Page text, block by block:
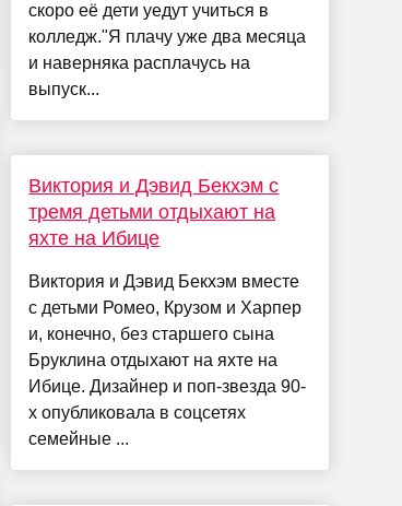
скоро её дети уедут учиться в
колледж."Я плачу уже два месяца
и наверняка расплачусь на
выпуск...
Виктория и Дэвид Бекхэм с
тремя детьми отдыхают на
яхте на Ибице
Виктория и Дэвид Бекхэм вместе
с детьми Ромео, Крузом и Харпер
и, конечно, без старшего сына
Бруклина отдыхают на яхте на
Ибице. Дизайнер и поп-звезда 90-
х опубликовала в соцсетях
семейные ...